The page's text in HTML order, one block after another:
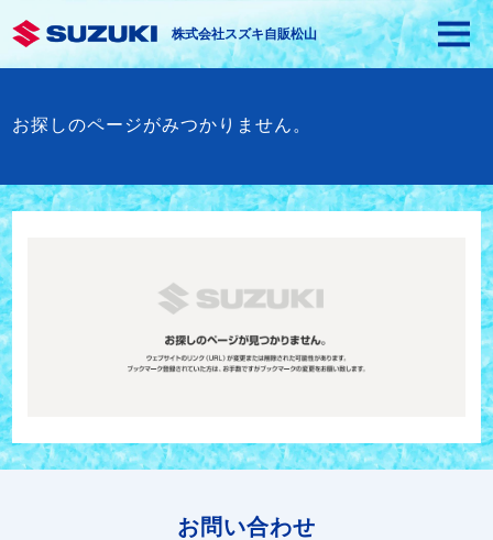
株式会社スズキ自販松山
お探しのページがみつかりません。
お問い合わせ